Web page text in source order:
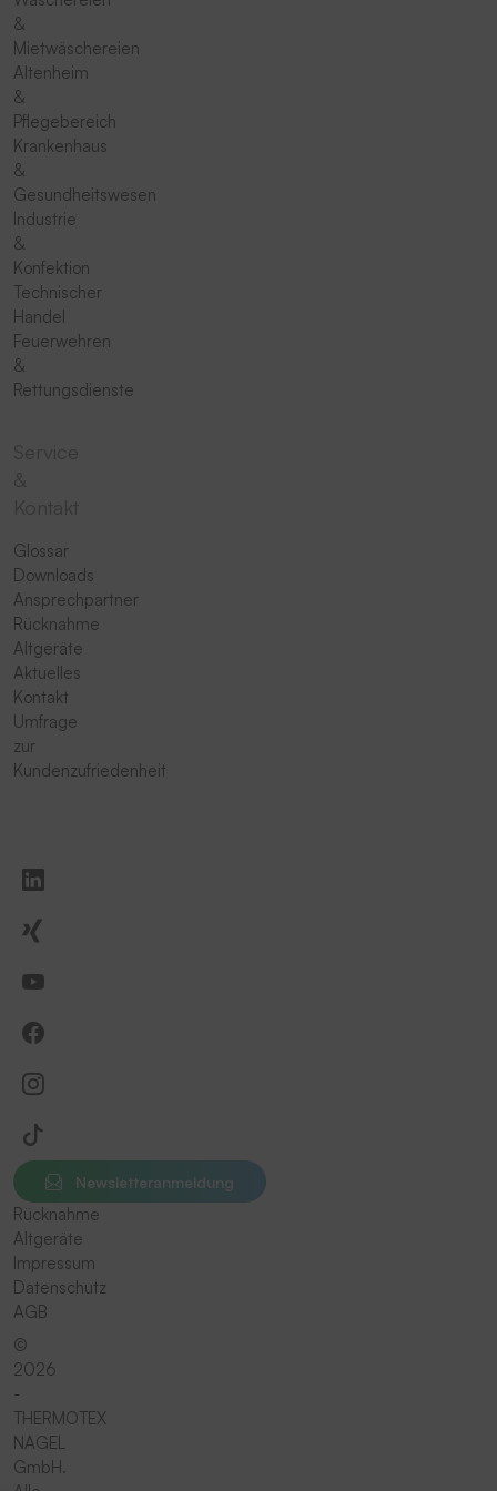
&
Mietwäschereien
Altenheim
&
Pflegebereich
Krankenhaus
&
Gesundheitswesen
Industrie
&
Konfektion
Technischer
Handel
Feuerwehren
&
Rettungsdienste
Glossar
Downloads
Ansprechpartner
Rücknahme
Altgeräte
Aktuelles
Kontakt
Umfrage
zur
Kundenzufriedenheit
Newsletteranmeldung
Rücknahme
Altgeräte
Impressum
Datenschutz
AGB
©
2026
-
THERMOTEX
NAGEL
GmbH.